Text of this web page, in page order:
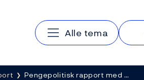
Hovedmeny
Alle tema
Pengepolitisk rapport med …